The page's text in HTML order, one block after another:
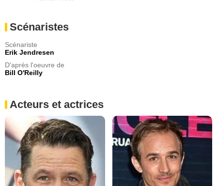
Scénaristes
Scénariste
Erik Jendresen
D'après l'oeuvre de
Bill O'Reilly
Acteurs et actrices